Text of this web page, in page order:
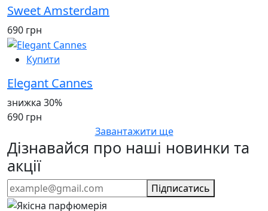
Sweet Amsterdam
690 грн
Купити
Elegant Cannes
знижка 30%
690 грн
Завантажити ще
Дізнавайся про наші новинки та
акції
Підписатись